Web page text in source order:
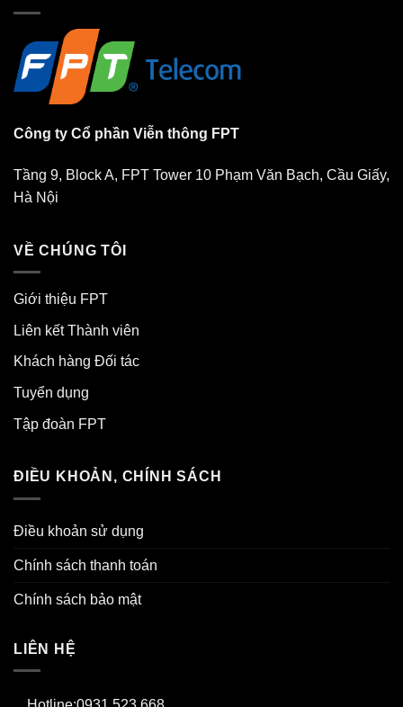
Công ty Cổ phần Viễn thông FPT
Tầng 9, Block A, FPT Tower 10 Phạm Văn Bạch, Cầu Giấy,
Hà Nội
VỀ CHÚNG TÔI
Giới thiệu FPT
Liên kết Thành viên
Khách hàng Đối tác
Tuyển dụng
Tập đoàn FPT
ĐIỀU KHOẢN, CHÍNH SÁCH
Điều khoản sử dụng
Chính sách thanh toán
Chính sách bảo mật
LIÊN HỆ